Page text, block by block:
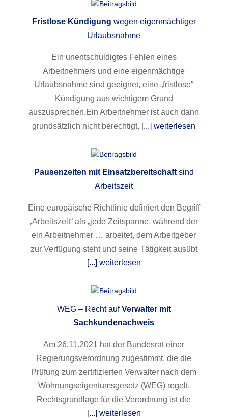
Fristlose Kündigung wegen eigenmächtiger
Urlaubsnahme
Ein unentschuldigtes Fehlen eines
Arbeitnehmers und eine eigenmächtige
Urlaubsnahme sind geeignet, eine „fristlose“
Kündigung aus wichtigem Grund
auszusprechen.Ein Arbeitnehmer ist auch dann
grundsätzlich nicht berechtigt, [...] weiterlesen
Pausenzeiten mit Einsatzbereitschaftsind
Arbeitszeit
Eine europäische Richtlinie definiert den Begriff
„Arbeitszeit“ als „jede Zeitspanne, während der
ein Arbeitnehmer … arbeitet, dem Arbeitgeber
zur Verfügung steht und seine Tätigkeit ausübt
[...] weiterlesen
WEG – Recht aufVerwalter mit
Sachkundenachweis
Am 26.11.2021 hat der Bundesrat einer
Regierungsverordnung zugestimmt, die die
Prüfung zum zertifizierten Verwalter nach dem
Wohnungseigentumsgesetz (WEG) regelt.
Rechtsgrundlage für die Verordnung ist die
[...] weiterlesen